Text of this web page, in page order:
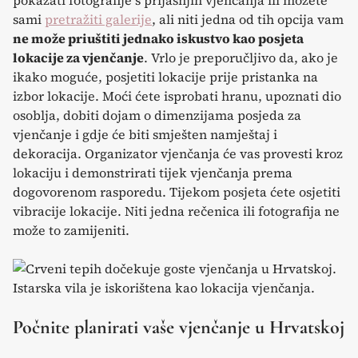
sami pretražiti galerije, ali niti jedna od tih opcija vam
ne može priuštiti jednako iskustvo kao posjeta
lokacije za vjenčanje. Vrlo je preporučljivo da, ako je
ikako moguće, posjetiti lokacije prije pristanka na
izbor lokacije. Moći ćete isprobati hranu, upoznati dio
osoblja, dobiti dojam o dimenzijama posjeda za
vjenčanje i gdje će biti smješten namještaj i
dekoracija. Organizator vjenčanja će vas provesti kroz
lokaciju i demonstrirati tijek vjenčanja prema
dogovorenom rasporedu. Tijekom posjeta ćete osjetiti
vibracije lokacije. Niti jedna rečenica ili fotografija ne
može to zamijeniti.
Počnite planirati vaše vjenčanje u Hrvatskoj